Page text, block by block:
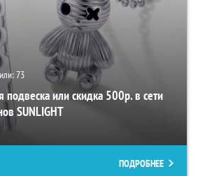
73
подвеска или скидка 500р. в сети
SUNLIGHT
ПОДРОБНЕЕ